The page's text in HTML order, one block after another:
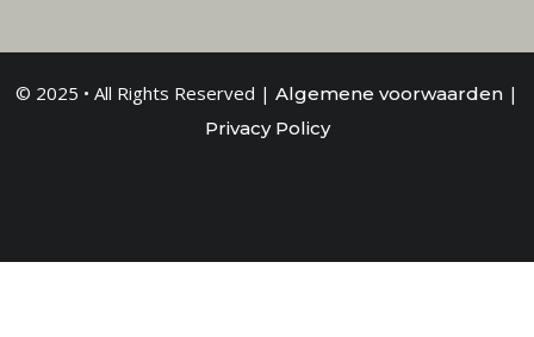
© 2025 • All Rights Reserved | Algemene voorwaarden |
Privacy Policy